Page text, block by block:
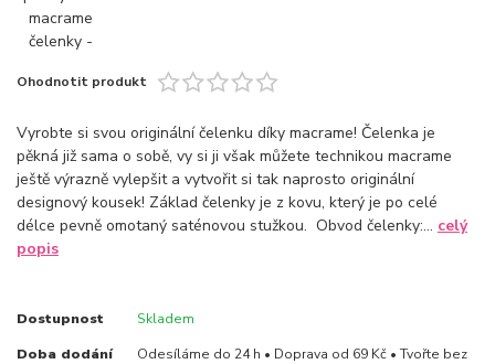
Ohodnotit produkt
Vyrobte si svou originální čelenku díky macrame! Čelenka je
pěkná již sama o sobě, vy si ji však můžete technikou macrame
ještě výrazně vylepšit a vytvořit si tak naprosto originální
designový kousek! Základ čelenky je z kovu, který je po celé
délce pevně omotaný saténovou stužkou. Obvod čelenky:... celý
popis
Dostupnost Skladem
Doba dodání
Odesíláme do 24 h • Doprava od 69 Kč • Tvořte bez